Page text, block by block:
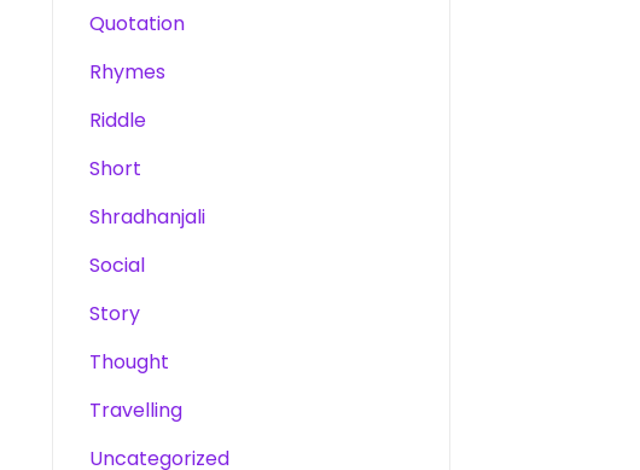
Quotation
Rhymes
Riddle
Short
Shradhanjali
Social
Story
Thought
Travelling
Uncategorized